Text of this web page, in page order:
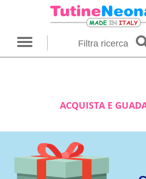
Filtra ricerca
ACQUISTA E
Genere
Taglia in mesi